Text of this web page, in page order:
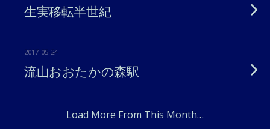
生実移転半世紀
2017-05-24
流山おおたかの森駅
Load More From This Month…